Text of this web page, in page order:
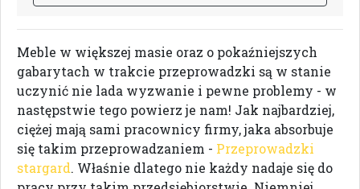
Meble w większej masie oraz o pokaźniejszych
gabarytach w trakcie przeprowadzki są w stanie
uczynić nie lada wyzwanie i pewne problemy - w
następstwie tego powierz je nam! Jak najbardziej,
ciężej mają sami pracownicy firmy, jaka absorbuje
się takim przeprowadzaniem - Przeprowadzki
stargard. Właśnie dlatego nie każdy nadaje się do